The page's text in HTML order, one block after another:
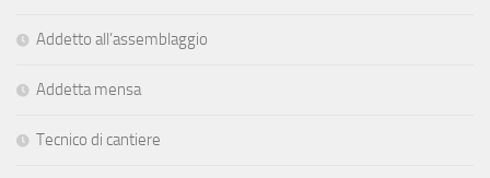
Addetto all’assemblaggio
Addetta mensa
Tecnico di cantiere